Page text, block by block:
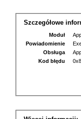
Szczegółowe
Moduł
Powiadomienie
Obsługa
Kod błędu